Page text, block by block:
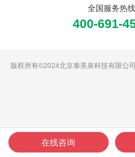
全国服务热线
400-691-
版权所有©2024北京泰美泉科技有限公
在线咨询